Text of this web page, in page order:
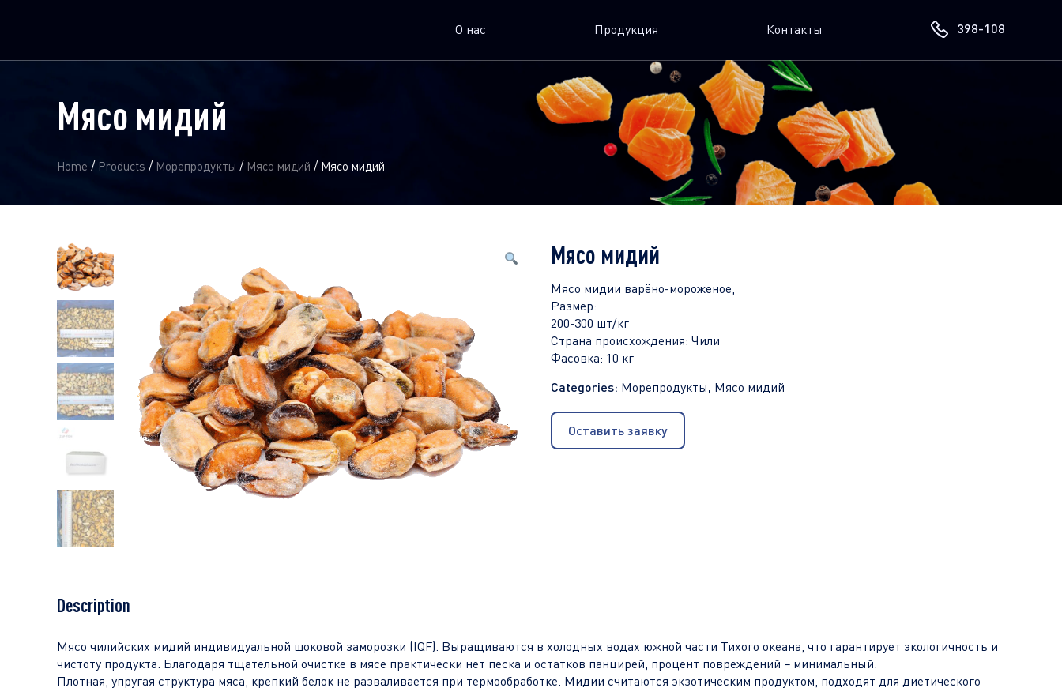
О нас Продукция Контакты 398-108
Мясо мидий
Home / Products / Морепродукты / Мясо мидий / Мясо мидий
Мясо мидий
Мясо мидии варёно-мороженое,
Размер:
200-300 шт/кг
Страна происхождения: Чили
Фасовка: 10 кг
Categories: Морепродукты, Мясо мидий
Оставить заявку
Description
Мясо чилийских мидий индивидуальной шоковой заморозки (IQF). Выращиваются в холодных водах южной части Тихого океана, что гарантирует экологичность и
чистоту продукта. Благодаря тщательной очистке в мясе практически нет песка и остатков панцирей, процент повреждений − минимальный.
Плотная, упругая структура мяса, крепкий белок не разваливается при термообработке. Мидии считаются экзотическим продуктом, подходят для диетического